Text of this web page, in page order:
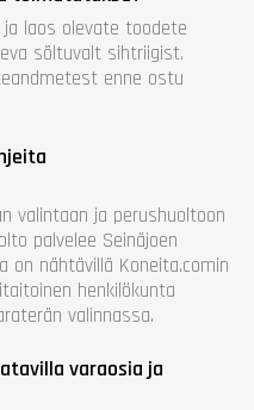
laos olevate toodete
sõltuvalt sihtriigist.
enne ostu
valintaan ja perushuoltoon
palvelee Seinäjoen
on nähtävillä Koneita.comin
henkilökunta
valinnassa.
varaosia ja